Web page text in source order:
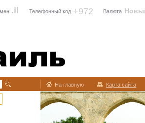
.il Телефонный код +972 Валюта
На главную Карта сайта